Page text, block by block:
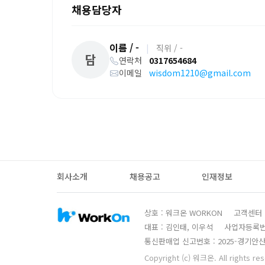
채용담당자
담
이름 / - |
직위 / -
연락처 0317654684
이메일 wisdom1210@gmail.com
회사소개 채용공고 인재정보
상호 : 워크온 WORKON
고객센
대표 : 김인태, 이우석
사업자등
통신판매업 신고번호 : 2025-경기안
Copyright (c) 워크온. All rights